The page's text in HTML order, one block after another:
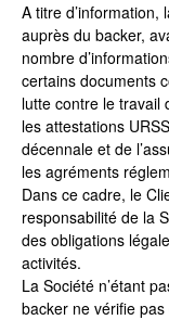
A titre
auprès du backer,
nombre
certains documents
lutte contre le travail
les attestations
décennale et de
les agréments
Dans ce cadre, le
responsabilité de la
des obligations
activités.
La Société n’étant
backer ne vérifie